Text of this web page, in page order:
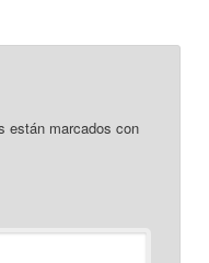
están marcados con